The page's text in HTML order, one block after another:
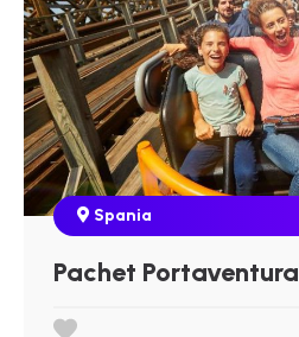
Spania
Pachet Portaventura